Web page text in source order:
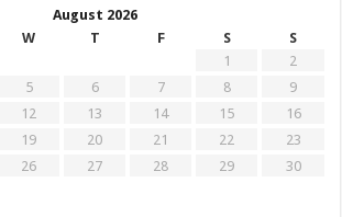
August 2026
W T F S
S
1
2
5 6 7 8
9
12 13 14 15
16
19 20 21 22
23
26 27 28 29
30